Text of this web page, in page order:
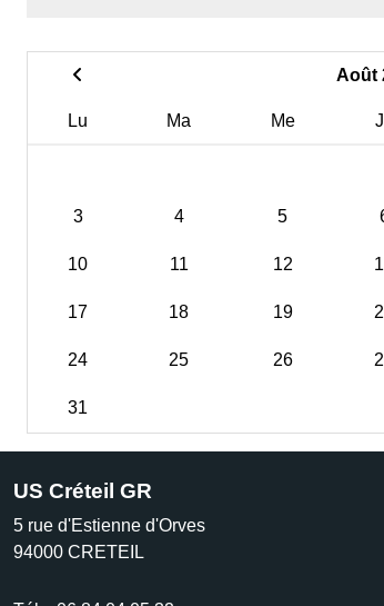
Août
Lu Ma Me
3 4 5
10 11 12
17 18 19
24 25 26
31
US Créteil GR
5 rue d'Estienne d'Orves
94000 CRETEIL